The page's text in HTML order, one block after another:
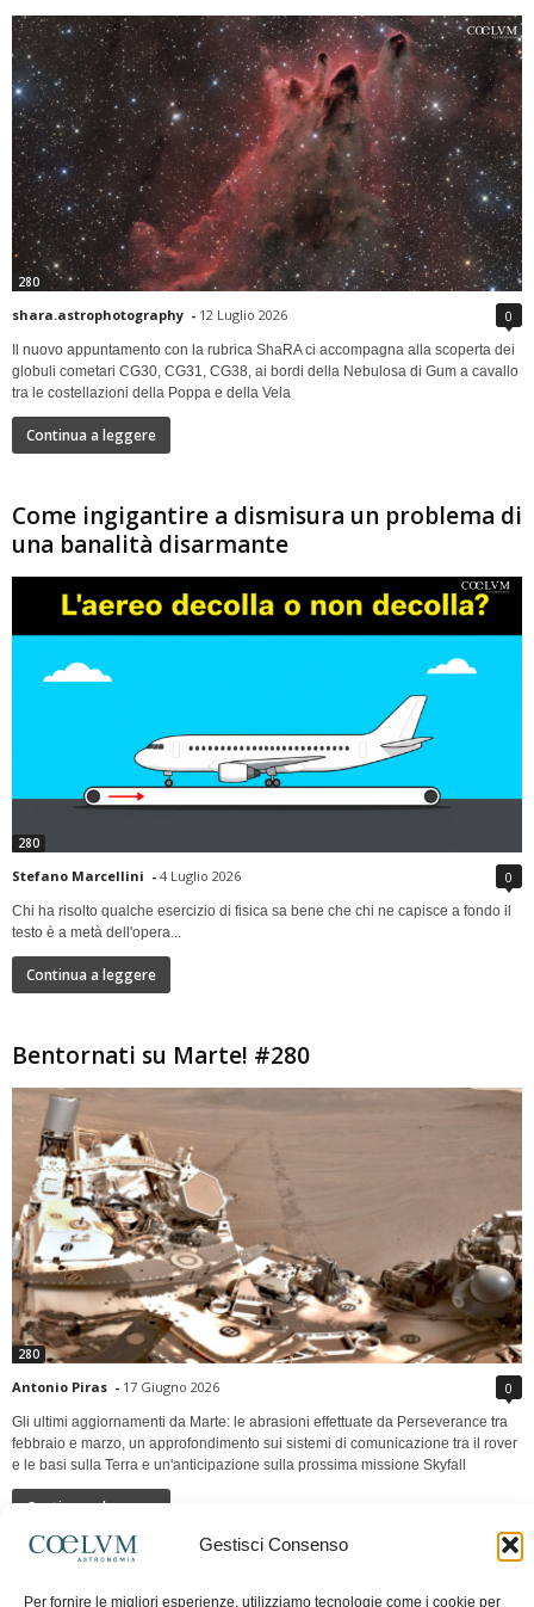
Gestisci Consenso
Per fornire le migliori esperienze, utilizziamo tecnologie come i cookie per
280
shara.astrophotography - 12 Luglio 2026 0
Il nuovo appuntamento con la rubrica ShaRA ci accompagna alla scoperta dei
globuli cometari CG30, CG31, CG38, ai bordi della Nebulosa di Gum a cavallo
tra le costellazioni della Poppa e della Vela
Continua a leggere
Come ingigantire a dismisura un problema di
una banalità disarmante
280
Stefano Marcellini - 4 Luglio 2026 0
Chi ha risolto qualche esercizio di fisica sa bene che chi ne capisce a fondo il
testo è a metà dell'opera...
Continua a leggere
Bentornati su Marte! #280
280
Antonio Piras - 17 Giugno 2026 0
Gli ultimi aggiornamenti da Marte: le abrasioni effettuate da Perseverance tra
febbraio e marzo, un approfondimento sui sistemi di comunicazione tra il rover
e le basi sulla Terra e un'anticipazione sulla prossima missione Skyfall
Continua a leggere